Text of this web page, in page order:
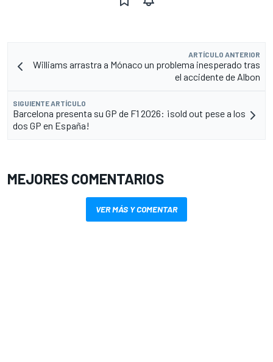
ARTÍCULO ANTERIOR
Williams arrastra a Mónaco un problema inesperado tras
el accidente de Albon
SIGUIENTE ARTÍCULO
Barcelona presenta su GP de F1 2026: ¡sold out pese a los
dos GP en España!
MEJORES COMENTARIOS
VER MÁS Y COMENTAR